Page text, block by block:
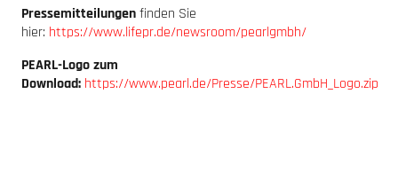
Pressemitteilungenfinden Sie
hier: https://www.lifepr.de/newsroom/pearlgmbh/
PEARL-Logo zum
Download: https://www.pearl.de/Presse/PEARL.GmbH_Logo.zip